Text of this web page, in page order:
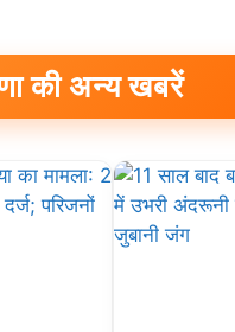
की अन्य खबरें